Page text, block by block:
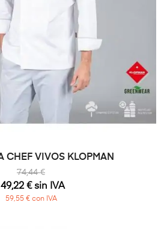
CHAQUETA CHEF VIVOS KLOPMAN
74,44 €
49,22 € sin IVA
59,55 € con IVA